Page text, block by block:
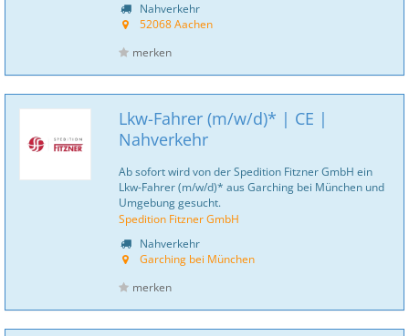
Nahverkehr
52068 Aachen
merken
Lkw-Fahrer (m/w/d)* | CE |
Nahverkehr
Ab sofort wird von der Spedition Fitzner GmbH ein
Lkw-Fahrer (m/w/d)* aus Garching bei München und
Umgebung gesucht.
Spedition Fitzner GmbH
Nahverkehr
Garching bei München
merken